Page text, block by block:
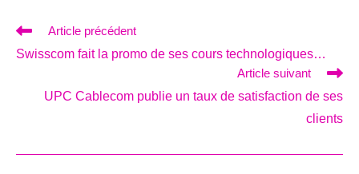
Read
articles
Article précédent
Swisscom fait la promo de ses cours technologiques…
Article suivant
UPC Cablecom publie un taux de satisfaction de ses
clients